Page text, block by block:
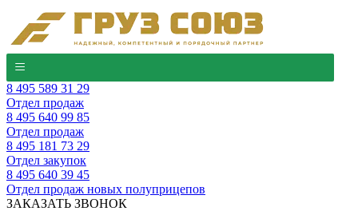
8 495 589 31 29
Отдел продаж
8 495 640 99 85
Отдел продаж
8 495 181 73 29
Отдел закупок
8 495 640 39 45
Отдел продаж новых полуприцепов
ЗАКАЗАТЬ ЗВОНОК